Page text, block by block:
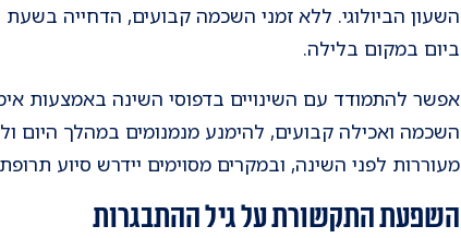
השעון הביולוגי. ללא זמני השכמה קבועים, הדחייה
ביום במקום בלילה.
אפשר להתמודד עם השינויים בדפוסי השינה באמצעות
השכמה ואכילה קבועים, להימנע מנמנומים במהלך היום
מעוררות לפני השינה, ובמקרים מסוימים יידרש סיוע
השפעת התקשורת על גיל ההתבגרות